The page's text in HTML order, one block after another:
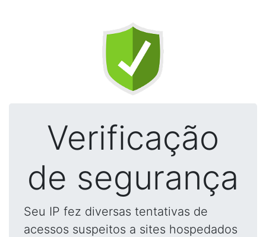
Verificação
de segurança
Seu IP fez diversas tentativas de
acessos suspeitos a sites hospedados